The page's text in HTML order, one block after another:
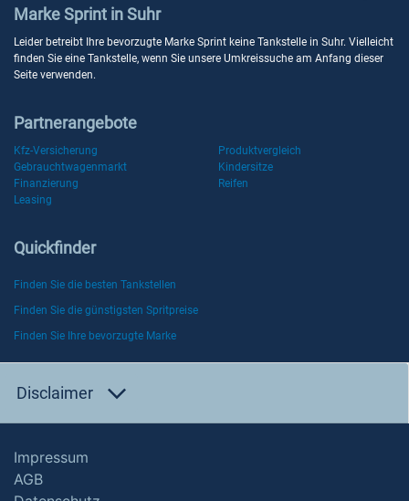
Marke Sprint in Suhr
Leider betreibt Ihre bevorzugte Marke Sprint keine Tankstelle in Suhr. Vielleicht
finden Sie eine Tankstelle, wenn Sie unsere Umkreissuche am Anfang dieser
Seite verwenden.
Partnerangebote
Kfz-Versicherung
Produktvergleich
Gebrauchtwagenmarkt
Kindersitze
Finanzierung
Reifen
Leasing
Quickfinder
Finden Sie die besten Tankstellen
Finden Sie die günstigsten Spritpreise
Finden Sie Ihre bevorzugte Marke
Disclaimer
Impressum
AGB